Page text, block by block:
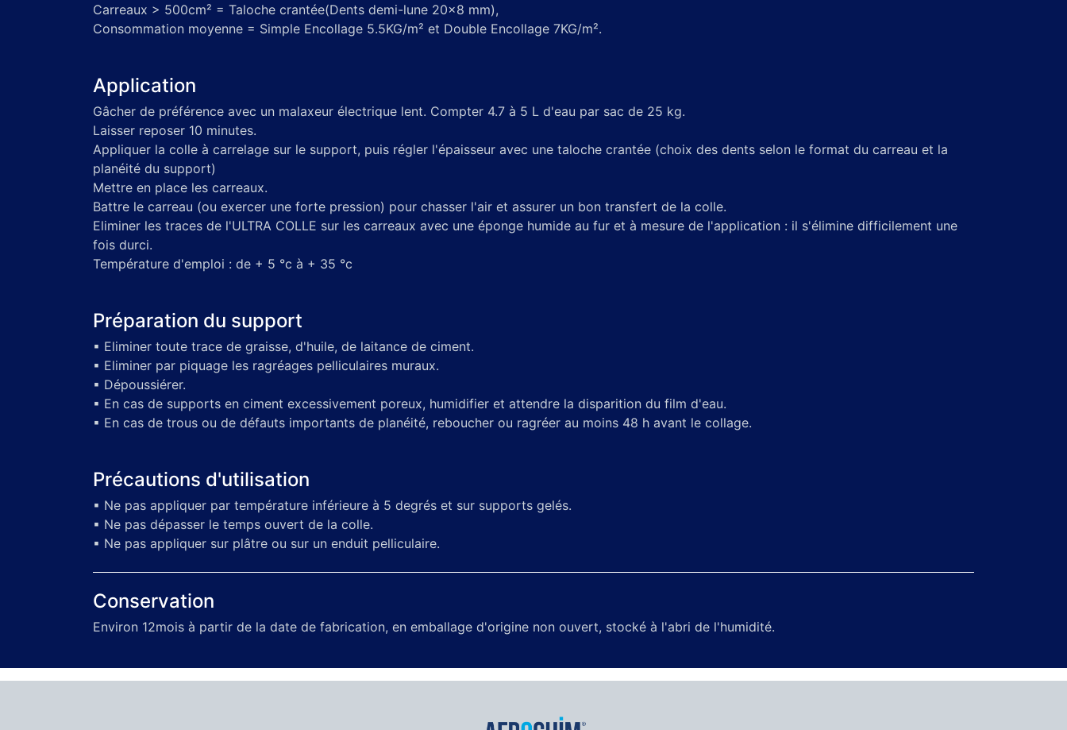
Carreaux > 500cm² = Taloche crantée(Dents demi-lune 20x8 mm),
Consommation moyenne = Simple Encollage 5.5KG/m² et Double Encollage 7KG/m².
Application
Gâcher de préférence avec un malaxeur électrique lent. Compter 4.7 à 5 L d'eau par sac de 25 kg.
Laisser reposer 10 minutes.
Appliquer la colle à carrelage sur le support, puis régler l'épaisseur avec une taloche crantée (choix des dents selon le format du carreau et la
planéité du support)
Mettre en place les carreaux.
Battre le carreau (ou exercer une forte pression) pour chasser l'air et assurer un bon transfert de la colle.
Eliminer les traces de l'ULTRA COLLE sur les carreaux avec une éponge humide au fur et à mesure de l'application : il s'élimine difficilement une
fois durci.
Température d'emploi : de + 5 °c à + 35 °c
Préparation du support
▪ Eliminer toute trace de graisse, d'huile, de laitance de ciment.
▪ Eliminer par piquage les ragréages pelliculaires muraux.
▪ Dépoussiérer.
▪ En cas de supports en ciment excessivement poreux, humidifier et attendre la disparition du film d'eau.
▪ En cas de trous ou de défauts importants de planéité, reboucher ou ragréer au moins 48 h avant le collage.
Précautions d'utilisation
▪ Ne pas appliquer par température inférieure à 5 degrés et sur supports gelés.
▪ Ne pas dépasser le temps ouvert de la colle.
▪ Ne pas appliquer sur plâtre ou sur un enduit pelliculaire.
Conservation
Environ 12mois à partir de la date de fabrication, en emballage d'origine non ouvert, stocké à l'abri de l'humidité.